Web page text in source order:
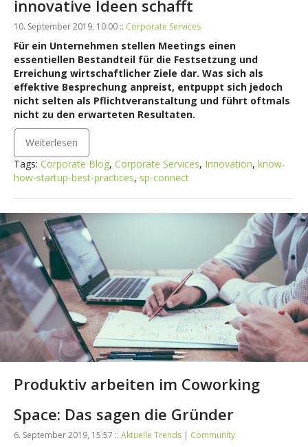
innovative Ideen schafft
10. September 2019, 10:00 :: Corporate Services
Für ein Unternehmen stellen Meetings einen
essentiellen Bestandteil für die Festsetzung und
Erreichung wirtschaftlicher Ziele dar. Was sich als
effektive Besprechung anpreist, entpuppt sich jedoch
nicht selten als Pflichtveranstaltung und führt oftmals
nicht zu den erwarteten Resultaten.
Weiterlesen
Tags: Corporate Blog, Corporate Services, Innovation, know-
how-startup-best-practices, sp-connect
Produktiv arbeiten im Coworking
Space: Das sagen die Gründer
6. September 2019, 15:57 :: Aktuelle Trends | Community